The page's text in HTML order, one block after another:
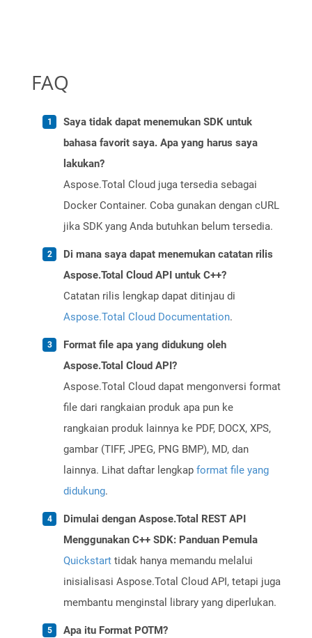
FAQ
Saya tidak dapat menemukan SDK untuk
bahasa favorit saya. Apa yang harus saya
lakukan?
Aspose.Total Cloud juga tersedia sebagai
Docker Container. Coba gunakan dengan cURL
jika SDK yang Anda butuhkan belum tersedia.
Di mana saya dapat menemukan catatan rilis
Aspose.Total Cloud API untuk C++?
Catatan rilis lengkap dapat ditinjau di
Aspose.Total Cloud Documentation.
Format file apa yang didukung oleh
Aspose.Total Cloud API?
Aspose.Total Cloud dapat mengonversi format
file dari rangkaian produk apa pun ke
rangkaian produk lainnya ke PDF, DOCX, XPS,
gambar (TIFF, JPEG, PNG BMP), MD, dan
lainnya. Lihat daftar lengkap format file yang
didukung.
Dimulai dengan Aspose.Total REST API
Menggunakan C++ SDK: Panduan Pemula
Quickstart tidak hanya memandu melalui
inisialisasi Aspose.Total Cloud API, tetapi juga
membantu menginstal library yang diperlukan.
Apa itu Format POTM?